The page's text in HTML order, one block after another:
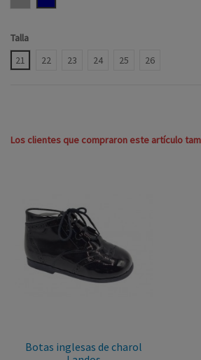
Talla
21
22 23 24 25 26
Los clientes que compraron este artículo
Botas inglesas de charol